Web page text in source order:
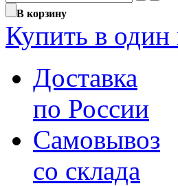
В корзину
Купить в один
Доставка
по России
Самовывоз
со склада